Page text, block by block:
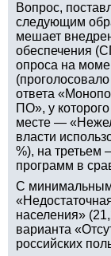
Вопрос,
следующим
мешает
обеспечения
опроса на
ответа
ПО», у
месте —
власти
%), на третьем
программ в
С
населения»
варианта
российских